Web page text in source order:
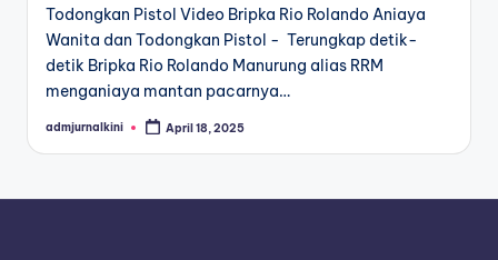
Todongkan Pistol Video Bripka Rio Rolando Aniaya
Wanita dan Todongkan Pistol - Terungkap detik-
detik Bripka Rio Rolando Manurung alias RRM
menganiaya mantan pacarnya…
Posted
admjurnalkini April 18, 2025